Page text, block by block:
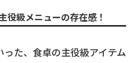
役級メニューの存在感！
った、食卓の主役級アイテム